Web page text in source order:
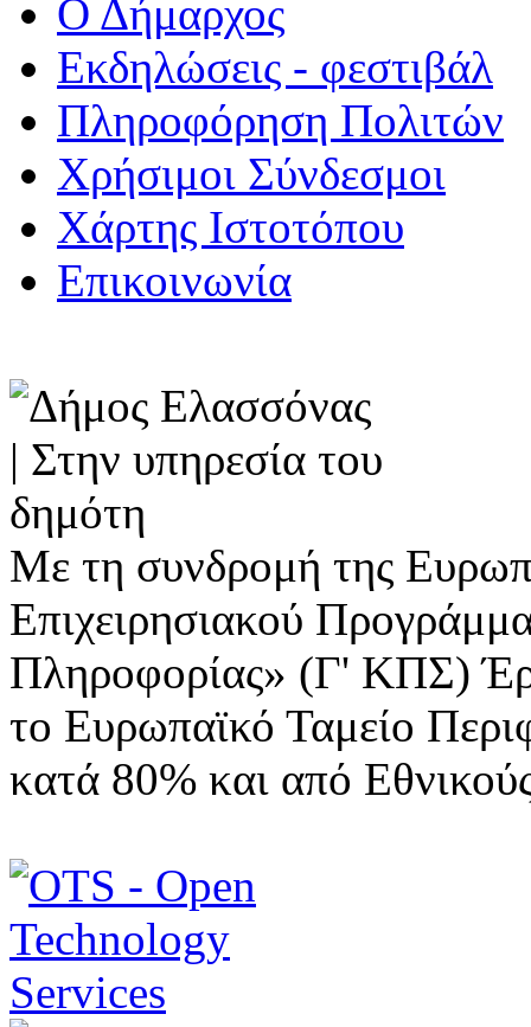
Ο Δήμαρχος
Εκδηλώσεις - φεστιβάλ
Πληροφόρηση Πολιτών
Χρήσιμοι Σύνδεσμοι
Χάρτης Ιστοτόπου
Επικοινωνία
Με τη συνδρομή της
Επιχειρησιακού
Πληροφορίας» (Γ' ΚΠΣ)
το Ευρωπαϊκό Ταμείο
κατά 80% και από